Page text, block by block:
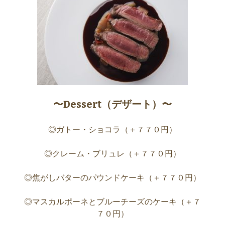
〜Dessert（デザート）〜
◎ガトー・ショコラ（＋７７０円）
◎クレーム・ブリュレ（＋７７０円）
◎焦がしバターのパウンドケーキ（＋７７０円）
◎マスカルポーネとブルーチーズのケーキ（＋７
７０円）